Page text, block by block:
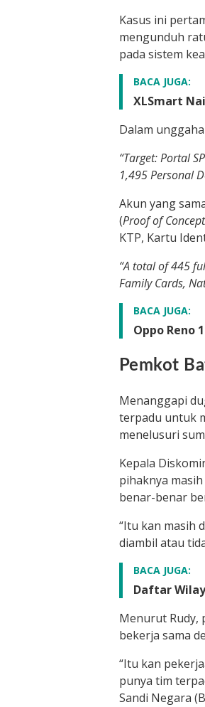
Kasus ini
mengunduh
pada sistem
BACA JUGA:
XLSmart
Dalam
“Target: Portal
1,495 Personal
Akun yang
(Proof of
KTP, Kartu
“A total of 445
Family Cards,
BACA JUGA:
Oppo Reno
Pemkot
Menanggapi
terpadu untuk
menelusuri
Kepala
pihaknya
benar-benar
“Itu kan masih
diambil atau
BACA JUGA:
Daftar
Menurut Rudy,
bekerja sama
“Itu kan
punya tim
Sandi Negara